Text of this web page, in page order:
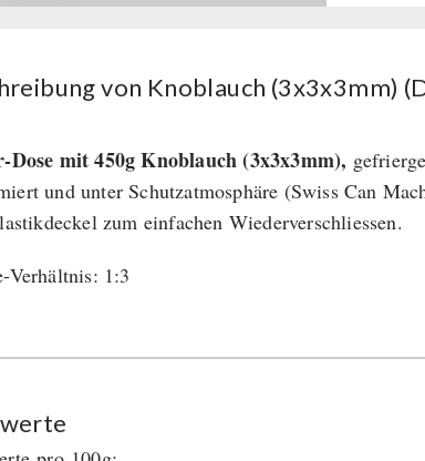
von Knoblauch (3x3x3mm)
Dose mit 450g Knoblauch (3x3x3mm),
und unter Schutzatmosphäre (Swiss Can
zum einfachen Wiederverschliessen.
Verhältnis: 1:3